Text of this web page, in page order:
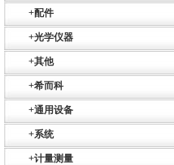
+配件
+光学仪器
+其他
+希而科
+通用设备
+系统
+计量测量
HTO 38 内窥镜
VSA016-X 250-255